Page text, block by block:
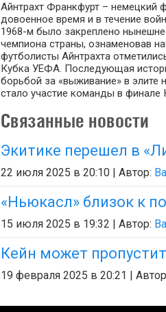
Айнтрахт Франкфурт – немецкий
довоенное время и в течение
1968-м было закреплено
чемпиона страны, ознаменовав
футболисты Айнтрахта
Кубка УЕФА. Последующая
борьбой за «выживание» в
стало участие команды в финале
Связанные новости
Экитике перешел в
22 июля 2025 в 20:10 | Автор:
«Ньюкасл» близок к
15 июля 2025 в 19:32 | Автор:
Кейн может
19 февраля 2025 в 20:21 |